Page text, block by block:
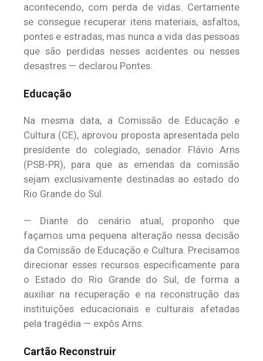
acontecendo, com perda de vidas. Certamente
se consegue recuperar itens materiais, asfaltos,
pontes e estradas, mas nunca a vida das pessoas
que são perdidas nesses acidentes ou nesses
desastres — declarou Pontes.
Educação
Na mesma data, a Comissão de Educação e
Cultura (CE), aprovou proposta apresentada pelo
presidente do colegiado, senador Flávio Arns
(PSB-PR), para que as emendas da comissão
sejam exclusivamente destinadas ao estado do
Rio Grande do Sul.
— Diante do cenário atual, proponho que
façamos uma pequena alteração nessa decisão
da Comissão de Educação e Cultura. Precisamos
direcionar esses recursos especificamente para
o Estado do Rio Grande do Sul, de forma a
auxiliar na recuperação e na reconstrução das
instituições educacionais e culturais afetadas
pela tragédia — expôs Arns.
Cartão Reconstruir